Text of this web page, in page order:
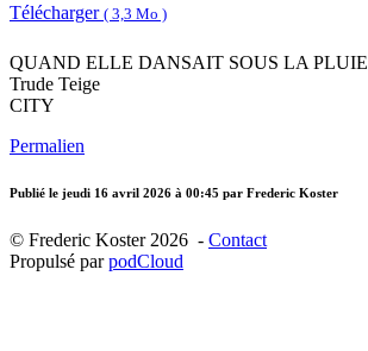
Télécharger ( 3,3 Mo )
QUAND ELLE DANSAIT SOUS LA PLUIE
Trude Teige
CITY
Permalien
Publié le jeudi 16 avril 2026 à 00:45 par Frederic Koster
© Frederic Koster 2026 - Contact
Propulsé parpodCloud